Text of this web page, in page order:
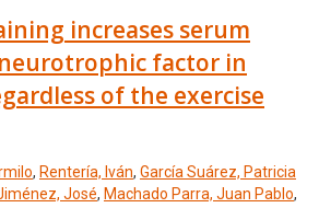
increases serum
factor in
of the exercise
, Rentería, Iván, García Suárez, Patricia
José, Machado Parra, Juan Pablo,